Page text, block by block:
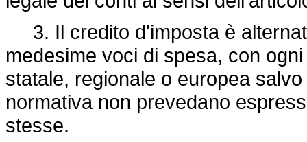
3. Il credito d'imposta è
medesime voci di spesa, con
statale, regionale o europea
normativa non prevedano
stesse.